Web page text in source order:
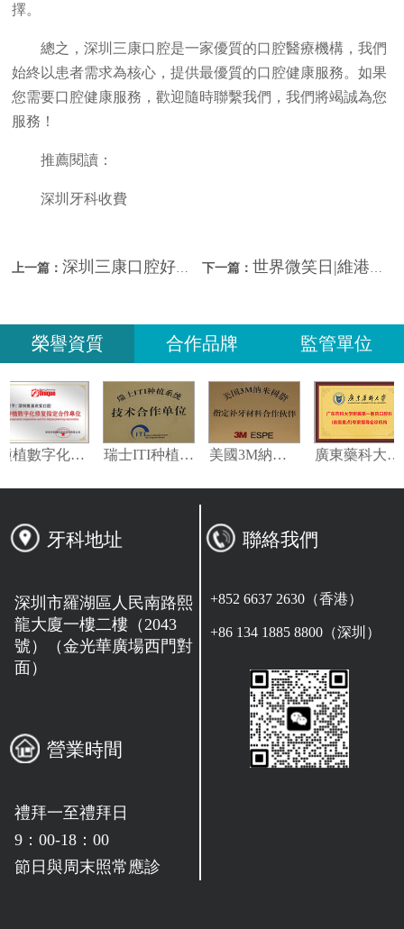
擇。
總之，深圳三康口腔是一家優質的口腔醫療機構，我們
始終以患者需求為核心，提供最優質的口腔健康服務。如果
您需要口腔健康服務，歡迎隨時聯繫我們，我們將竭誠為您
服務！
推薦閱讀：
深圳牙科收費
上一篇：深圳三康口腔好唔好？ 下一篇： 世界微笑日|維港三康口腔專業助力你的微笑
榮譽資質 合作品牌 監管單位
牙科地址
深圳市羅湖區人民南路熙
龍大廈一樓二樓（2043
號）（金光華廣場西門對
面）
營業時間
禮拜一至禮拜日
9：00-18：00
節日與周末照常應診
聯絡我們
+852 6637 2630（香港）
+86 134 1885 8800（深圳）